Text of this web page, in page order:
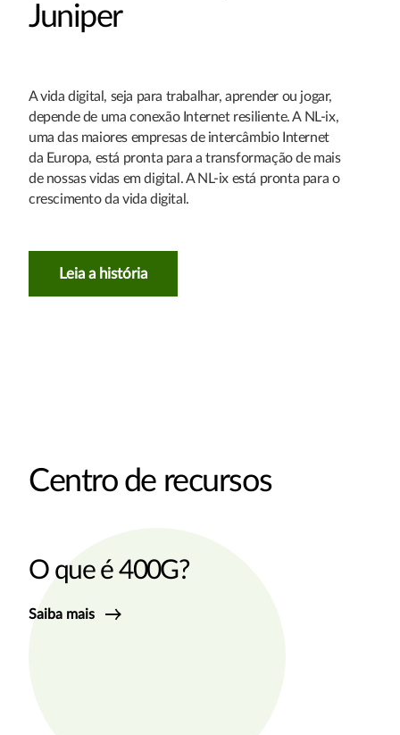
Juniper
A vida digital, seja para trabalhar, aprender ou jogar,
depende de uma conexão Internet resiliente. A NL-ix,
uma das maiores empresas de intercâmbio Internet
da Europa, está pronta para a transformação de mais
de nossas vidas em digital. A NL-ix está pronta para o
crescimento da vida digital.
Leia a história
Centro de recursos
O que é 400G?
Saiba mais